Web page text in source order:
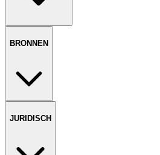
BRONNEN
JURIDISCH